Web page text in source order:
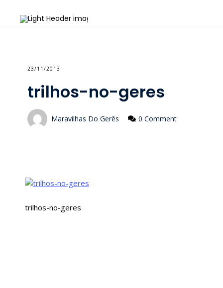
23/11/2013
trilhos-no-geres
Maravilhas Do Gerês 0 Comment
trilhos-no-geres